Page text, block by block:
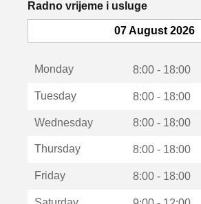
o
u
Radno vrijeme i usluge
07 August 2026
Monday 8:00 - 18:00
Tuesday 8:00 - 18:00
Wednesday 8:00 - 18:00
Thursday 8:00 - 18:00
Friday 8:00 - 18:00